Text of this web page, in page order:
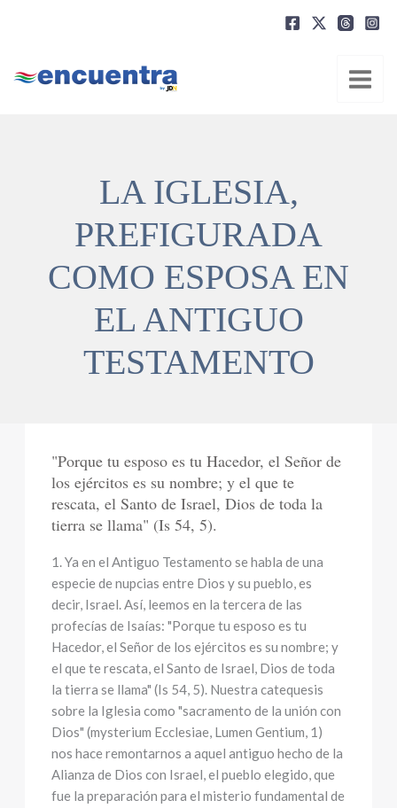
LA IGLESIA,
PREFIGURADA
COMO ESPOSA EN
EL ANTIGUO
TESTAMENTO
"Porque tu esposo es tu Hacedor, el Señor de
los ejércitos es su nombre; y el que te
rescata, el Santo de Israel, Dios de toda la
tierra se llama" (Is 54, 5).
1. Ya en el Antiguo Testamento se habla de una
especie de nupcias entre Dios y su pueblo, es
decir, Israel. Así, leemos en la tercera de las
profecías de Isaías: "Porque tu esposo es tu
Hacedor, el Señor de los ejércitos es su nombre; y
el que te rescata, el Santo de Israel, Dios de toda
la tierra se llama" (Is 54, 5). Nuestra catequesis
sobre la Iglesia como "sacramento de la unión con
Dios" (mysterium Ecclesiae, Lumen Gentium, 1)
nos hace remontarnos a aquel antiguo hecho de la
Alianza de Dios con Israel, el pueblo elegido, que
fue la preparación para el misterio fundamental de